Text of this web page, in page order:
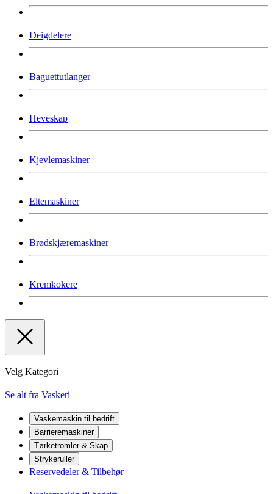
Deigdelere
Baguettutlanger
Heveskap
Kjevlemaskiner
Eltemaskiner
Brødskjæremaskiner
Kremkokere
Velg Kategori
Se alt fra Vaskeri
Vaskemaskin til bedrift
Barrieremaskiner
Tørketromler & Skap
Strykeruller
Reservedeler & Tilbehør